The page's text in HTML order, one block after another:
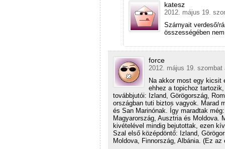
katesz
2012. május 19.
Szárnyait verdeső/
összességében
force
2012. május 19. szombat
Na akkor most egy kicsit
ehhez a topichoz
továbbjutói: Izland, Görögország,
országban tuti biztos vagyok. Marad
és San Marinónak. Így maradtak
Magyarország, Ausztria és Moldova.
kivételével mindig bejutottak, ezen
Szal első középdöntő: Izland,
Moldova, Finnország, Albánia. (Ez az